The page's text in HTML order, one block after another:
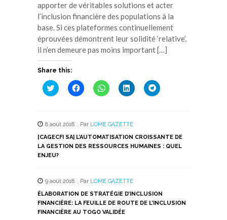
apporter de véritables solutions et acter
l’inclusion financière des populations à la
base. Si ces plateformes continuellement
éprouvées démontrent leur solidité ‘relative’,
il n’en demeure pas moins important […]
Share this:
Cliquez
pour
une
nouvelle
fenêtre)
Cliquez
pour
une
nouvelle
fenêtre)
Cliquez
pour
une
nouvelle
fenêtre)
Cliquez
pour
une
nouvelle
fenêtre)
Cliquez
pour
nouvelle
fenêtre)
8 août 2018 , Par LOME GAZETTE
[CAGECFI SA] L’AUTOMATISATION CROISSANTE DE
LA GESTION DES RESSOURCES HUMAINES : QUEL
ENJEU?
9 août 2018 , Par LOME GAZETTE
ÉLABORATION DE STRATÉGIE D’INCLUSION
FINANCIÈRE: LA FEUILLE DE ROUTE DE L’INCLUSION
FINANCIÈRE AU TOGO VALIDÉE